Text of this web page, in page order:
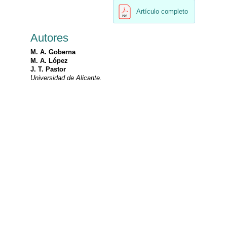
Artículo completo
Autores
M. A. Goberna
M. A. López
J. T. Pastor
Universidad de Alicante.